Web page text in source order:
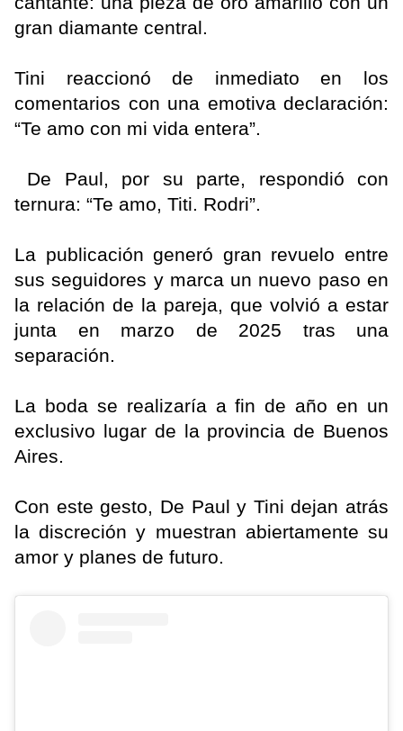
gran diamante central.
Tini reaccionó de inmediato en los
comentarios con una emotiva declaración:
“Te amo con mi vida entera”.
De Paul, por su parte, respondió con
ternura: “Te amo, Titi. Rodri”.
La publicación generó gran revuelo entre
sus seguidores y marca un nuevo paso en
la relación de la pareja, que volvió a estar
junta en marzo de 2025 tras una
separación.
La boda se realizaría a fin de año en un
exclusivo lugar de la provincia de Buenos
Aires.
Con este gesto, De Paul y Tini dejan atrás
la discreción y muestran abiertamente su
amor y planes de futuro.